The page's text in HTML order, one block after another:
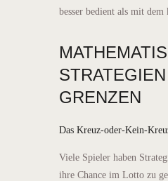
besser bedient als mit dem
GRENZEN
Das Kreuz-oder-Kein-
Viele Spieler haben
ihre Chance im Lotto zu